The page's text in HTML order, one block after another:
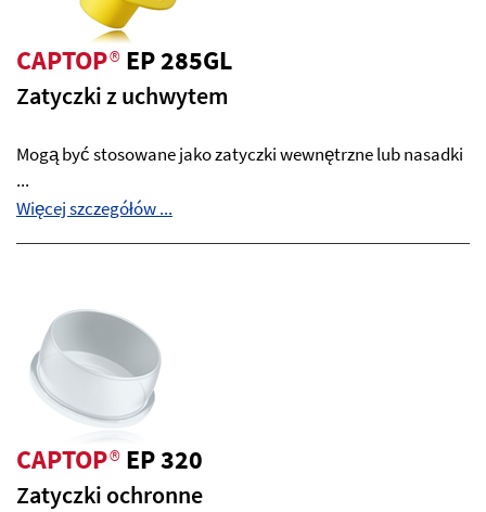
CAPTOP®EP 285GL
Zatyczki z uchwytem
Mogą być stosowane jako zatyczki wewnętrzne lub nasadki
...
Więcej szczegółów ...
CAPTOP®EP 320
Zatyczki ochronne